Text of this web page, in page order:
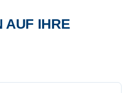
AUF IHRE